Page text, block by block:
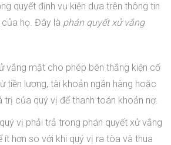
quyết định vụ kiện dựa trên thông tin
họ. Đây là phán quyết xử vắng
vắng mặt cho phép bên thắng kiện cố
tiền lương, tài khoản ngân hàng hoặc
của quý vị để thanh toán khoản nợ.
vị phải trả trong phán quyết xử vắng
ít hơn so với khi quý vị ra tòa và thua